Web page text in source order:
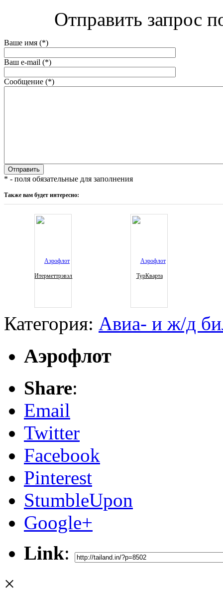
Отправить запрос
Ваше имя (*)
Ваш e-mail (*)
Сообщение (*)
* - поля обязательные для заполнения
Также вам будет интересно:
Итерметтрэвэл ТурКварта
Категория: Авиа- и ж/д
Аэрофлот
Share:
Email
Twitter
Facebook
Pinterest
StumbleUpon
Google+
Link:
×